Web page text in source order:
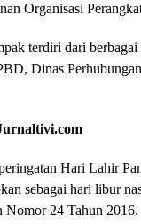
Organisasi
terdiri dari
Dinas
Hari Lahir
sebagai hari libur
Nomor 24 Tahun 2016.